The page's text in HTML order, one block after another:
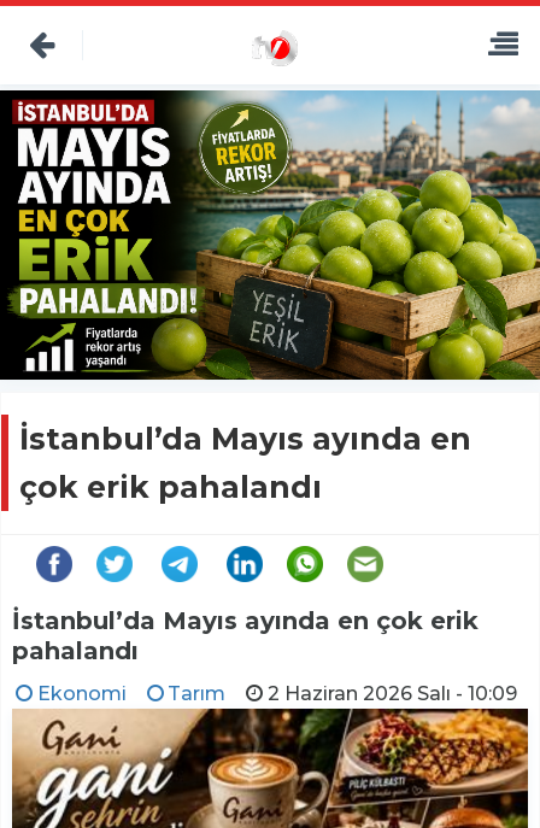
İstanbul’da Mayıs ayında en
çok erik pahalandı
İstanbul’da Mayıs ayında en çok erik
pahalandı
Ekonomi Tarım 2 Haziran 2026 Salı - 10:09